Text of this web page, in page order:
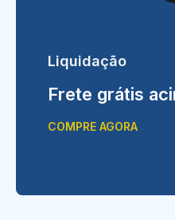
Liquidação
Frete grátis
COMPRE AGORA